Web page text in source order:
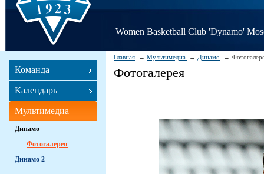
Women Basketball Club 'Dynamo'
Главная Мультимедиа Динамо
Фотогалерея
Команда
Календарь
Мультимедиа
Динамо
Фотогалерея
Динамо 2